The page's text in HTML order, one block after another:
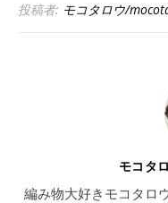
投稿者: モコタロウ/
モコタ
編み物大好きモコタロ